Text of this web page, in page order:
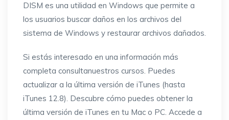
DISM es una utilidad en Windows que permite a
los usuarios buscar daños en los archivos del
sistema de Windows y restaurar archivos dañados.
Si estás interesado en una información más
completa consultanuestros cursos. Puedes
actualizar a la última versión de iTunes (hasta
iTunes 12.8). Descubre cómo puedes obtener la
última versión de iTunes en tu Mac o PC. Accede a